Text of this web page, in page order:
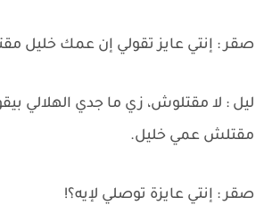
صقر : إنتي عايز تقولي إن عمك خليل
ليل : لا مقتلوش، زي ما جدي الهلالي
مقتلش عمي خليل.
صقر : إنتي عايزة توصلي لإيه؟!